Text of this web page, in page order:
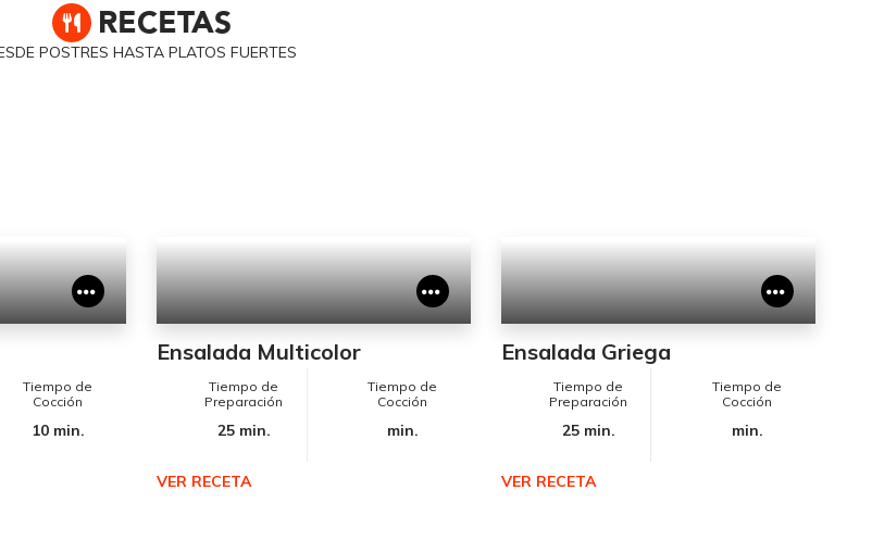
RECETAS
POSTRES HASTA PLATOS FUERTES
Tiempo de
Cocción
10 min.
Ensalada Multicolor
Tiempo de
Preparación
25 min.
Tiempo de
Cocción
min.
VER RECETA
Ensalada Griega
Tiempo de
Preparación
25 min.
Tiempo de
Cocción
min.
VER RECETA